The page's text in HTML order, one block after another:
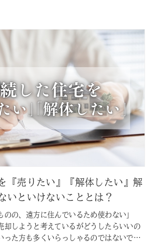
らないことだらけではないでしょうか。 ■
『売りたい』『解体したい』解
いといけないこととは？
のの、遠方に住んでいるため使わない」
却しようと考えているがどうしたらいいの
った方も多くいらっしゃるのではないでし